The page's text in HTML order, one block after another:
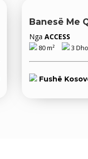
Banesë Me
NgaACCESS
80 m² 3
Fushë